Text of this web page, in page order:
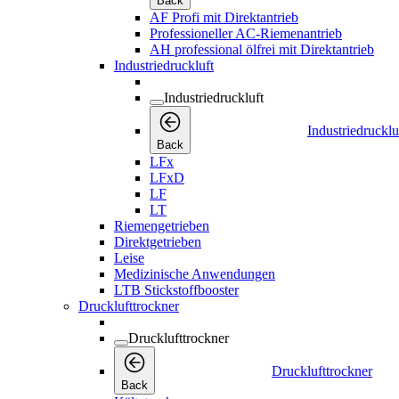
AF Profi mit Direktantrieb
Professioneller AC-Riemenantrieb
AH professional ölfrei mit Direktantrieb
Industriedruckluft
Industriedruckluft
Back
LFx
LFxD
LF
LT
Riemengetrieben
Direktgetrieben
Leise
Medizinische Anwendungen
LTB Stickstoffbooster
Drucklufttrockner
Drucklufttrockner
Back
Drucklufttrockner